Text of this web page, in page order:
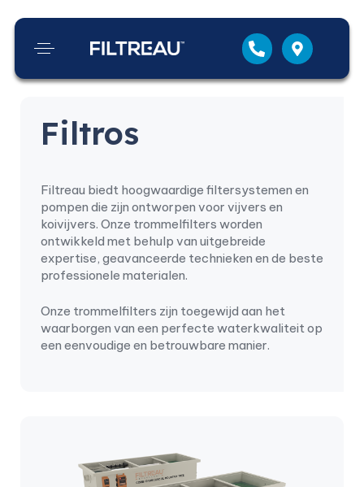
Filtros
Filtreau biedt hoogwaardige filtersystemen en
pompen die zijn ontworpen voor vijvers en
koivijvers. Onze trommelfilters worden
ontwikkeld met behulp van uitgebreide
expertise, geavanceerde technieken en de beste
professionele materialen.
Onze trommelfilters zijn toegewijd aan het
waarborgen van een perfecte waterkwaliteit op
een eenvoudige en betrouwbare manier.